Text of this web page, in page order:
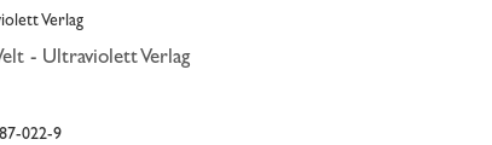
Verlag
- Ultraviolett Verlag
022-9